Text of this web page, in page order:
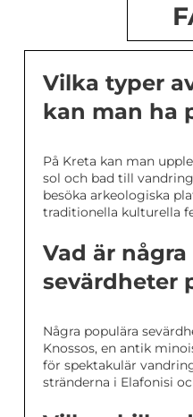
Vilka typer
kan man ha
På Kreta kan man
sol och bad till
besöka arkeologiska
traditionella kulturella
Vad är
sevärdheter
Några populära
Knossos, en antik
för spektakulär
stränderna i Elafonisi